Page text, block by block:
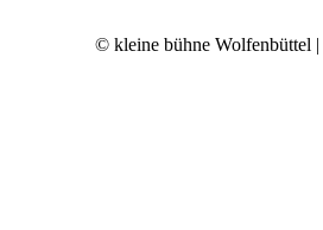
© kleine bühne Wolfenbüttel |